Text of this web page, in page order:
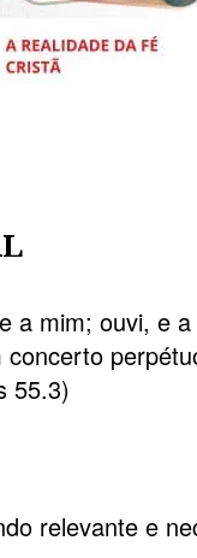
a mim; ouvi, e
55.3)
relevante e